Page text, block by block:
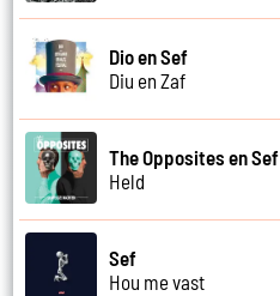
Dio en Sef
Diu en Zaf
The Opposites en Sef
Held
Sef
Hou me vast